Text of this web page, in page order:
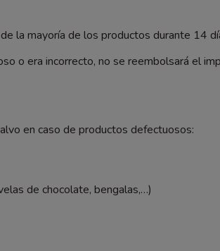
la mayoría de los productos durante 14
o era incorrecto, no se reembolsará el
en caso de productos defectuosos:
de chocolate, bengalas,…)